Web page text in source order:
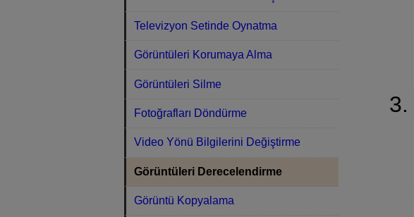
Televizyon Setinde Oynatma
Görüntüleri Korumaya Alma
Görüntüleri Silme
Fotoğrafları Döndürme
Video Yönü Bilgilerini Değiştirme
Görüntüleri Derecelendirme
Görüntü Kopyalama